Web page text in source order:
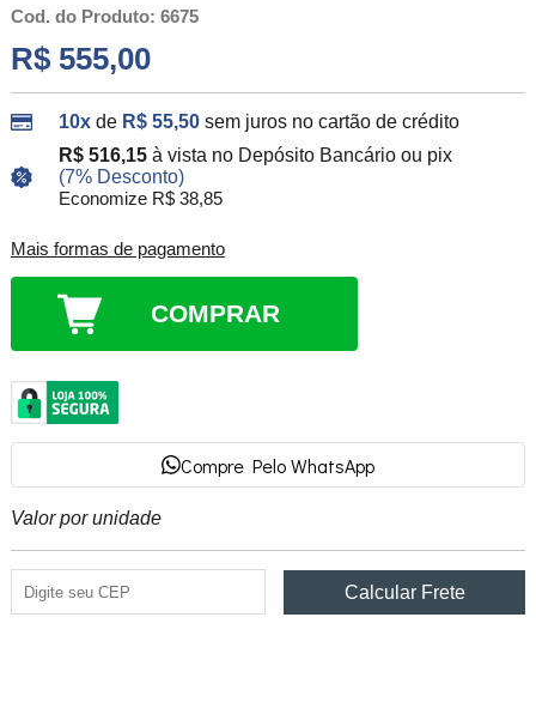
Cod. do Produto: 6675
R$ 555,00
10xde R$ 55,50 sem juros no cartão de crédito
R$ 516,15 à vista no Depósito Bancário ou pix
(7% Desconto)
Economize R$ 38,85
Mais formas de pagamento
COMPRAR
Compre Pelo WhatsApp
Valor por unidade